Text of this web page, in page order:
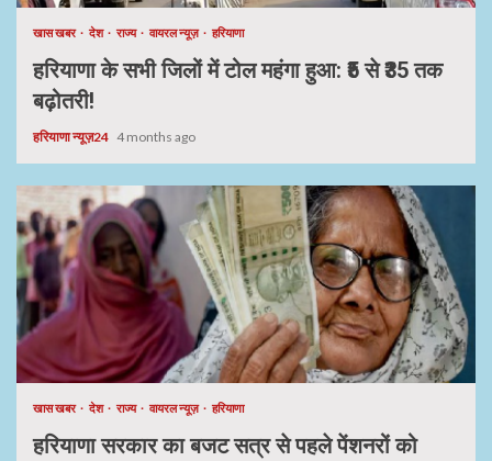
खास खबर देश राज्य वायरल न्यूज़ हरियाणा
हरियाणा के सभी जिलों में टोल महंगा हुआ: ₹5 से ₹35 तक
बढ़ोतरी!
हरियाणा न्यूज़24 4 months ago
खास खबर देश राज्य वायरल न्यूज़ हरियाणा
हरियाणा सरकार का बजट सत्र से पहले पेंशनरों को